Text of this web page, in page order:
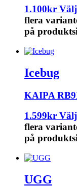
1.100kr
flera
på
Icebug
KAIPA
1.599kr
flera
på
UGG